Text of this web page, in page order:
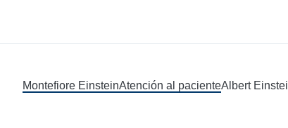
Montefiore EinsteinAtención al pacienteAlbert